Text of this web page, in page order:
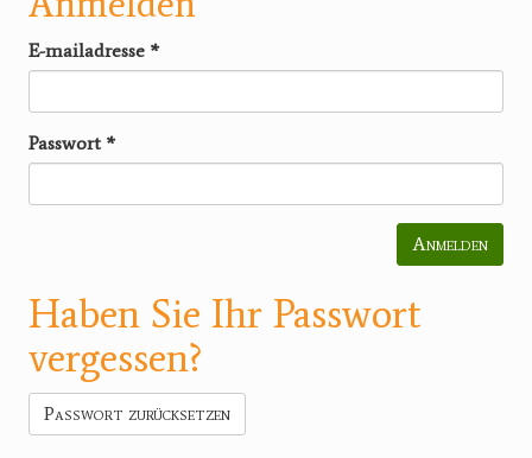
E-mailadresse *
Passwort *
Anmelden
Haben Sie Ihr Passwort
vergessen?
Passwort zurücksetzen